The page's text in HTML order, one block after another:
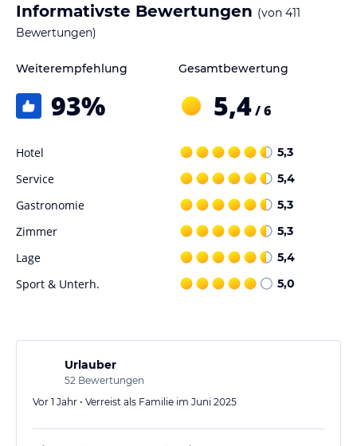
Hinweis: Verfasst von HolidayCheck mit Hilfe von KI. Alle
Angaben ohne Gewähr. Bitte lies vor der Buchung die
Informativste Bewertungen (von 411
Bewertungen)
Weiterempfehlung
93%
Gesamtbewertung
5,4/ 6
Hotel 5,3
Service 5,4
Gastronomie 5,3
Zimmer 5,3
Lage 5,4
Sport & Unterh. 5,0
Urlauber
52 Bewertungen
Vor 1 Jahr • Verreist als Familie im Juni 2025